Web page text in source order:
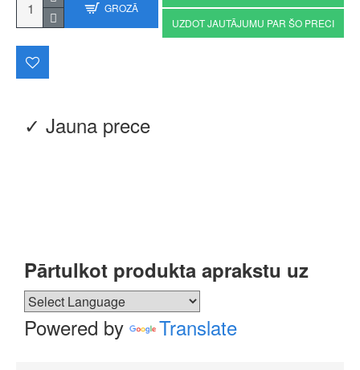
✓ Jauna prece
Pārtulkot produkta aprakstu uz
Powered by Translate
GROZĀ
UZDOT JAUTĀJUMU PAR ŠO PRECI